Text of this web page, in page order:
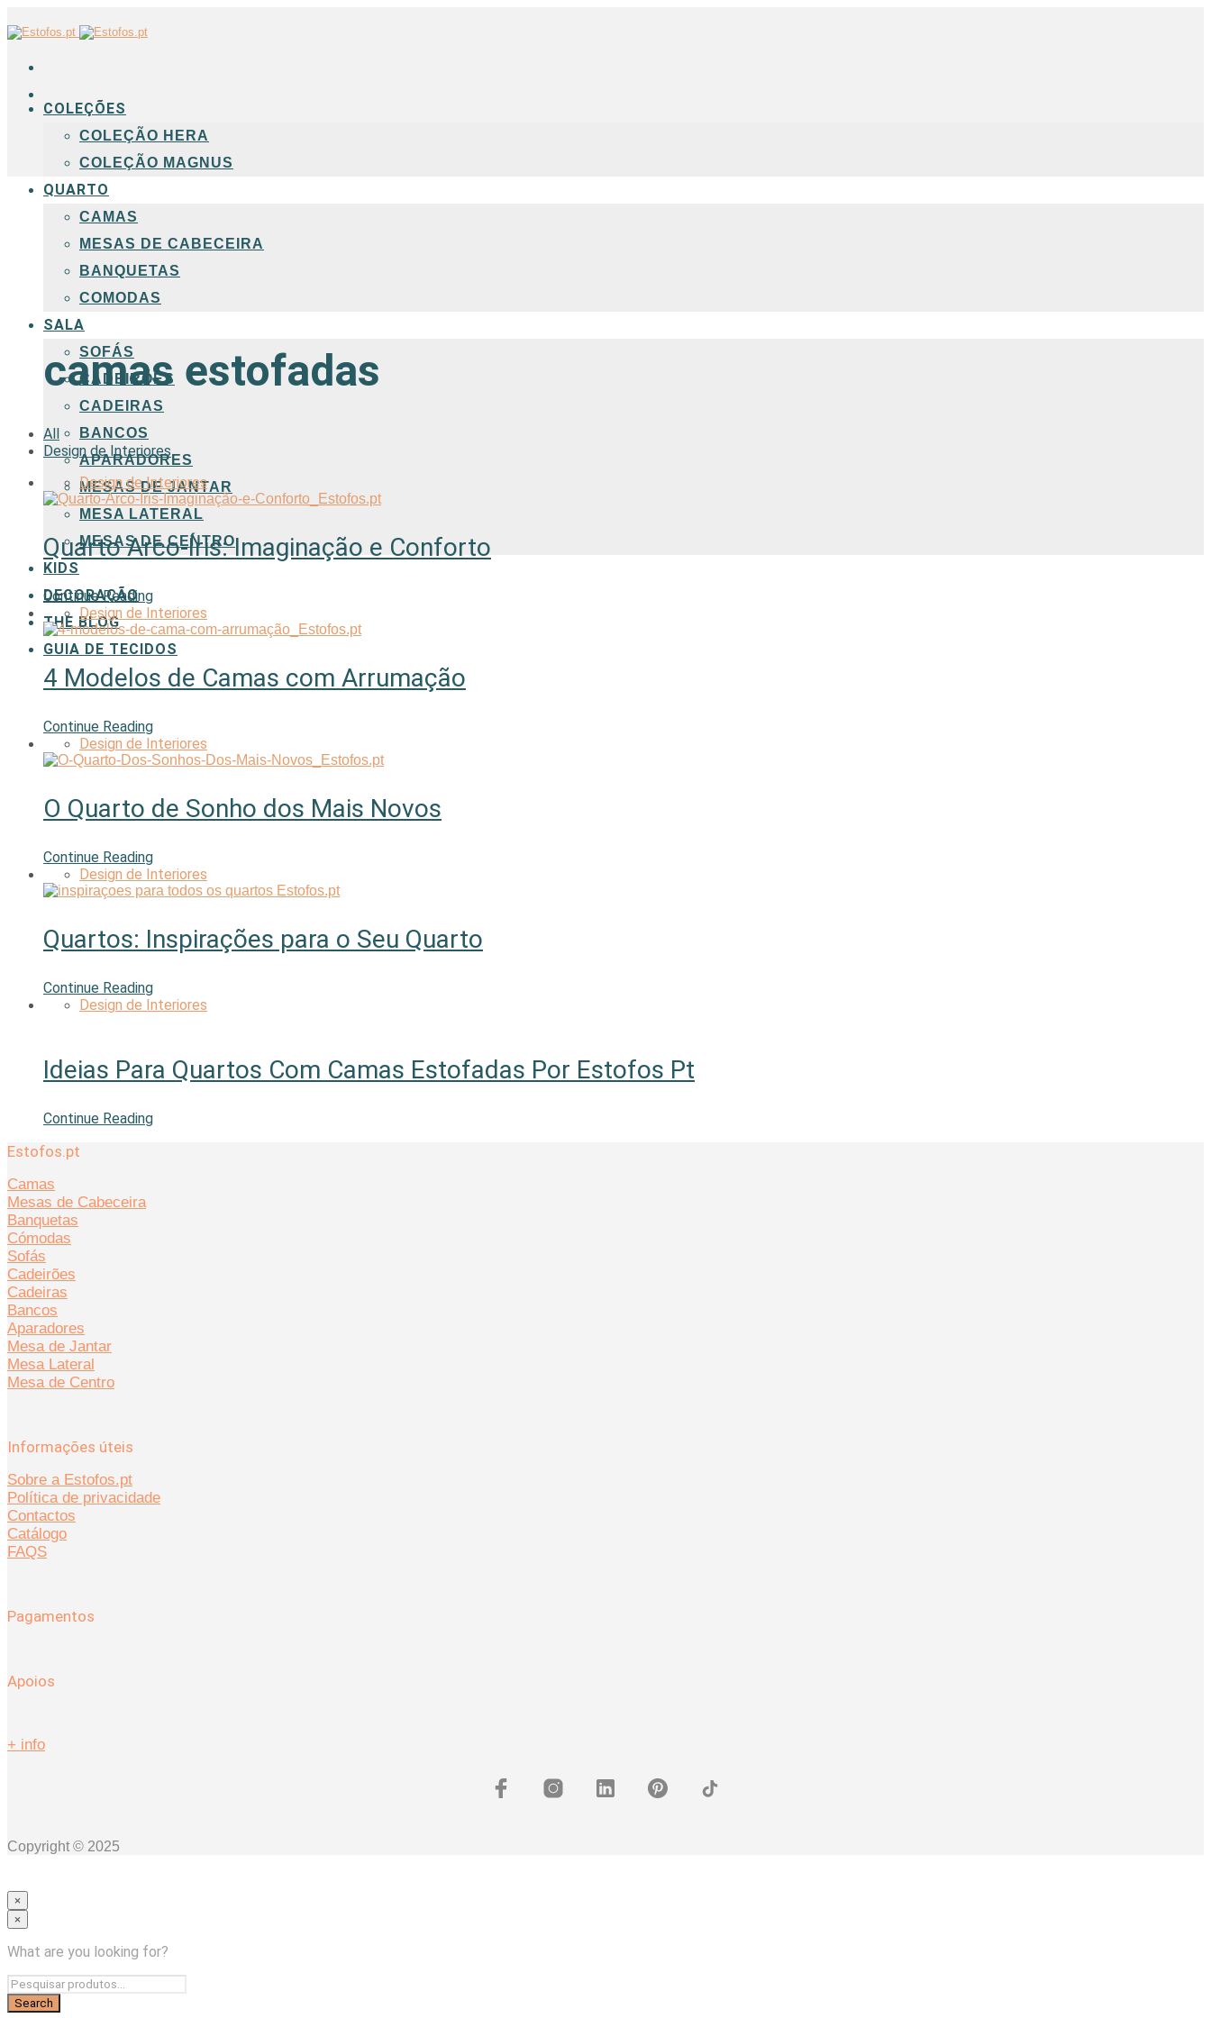
COLEÇÕES
COLEÇÃO HERA
COLEÇÃO MAGNUS
QUARTO
CAMAS
MESAS DE CABECEIRA
BANQUETAS
COMODAS
SALA
SOFÁS
CADEIRÕES
CADEIRAS
BANCOS
APARADORES
MESAS DE JANTAR
MESA LATERAL
MESAS DE CENTRO
KIDS
DECORAÇÃO
THE BLOG
GUIA DE TECIDOS
camas estofadas
All
Design de Interiores
Design de Interiores
Quarto Arco-Íris: Imaginação e Conforto
Continue Reading
Design de Interiores
4 Modelos de Camas com Arrumação
Continue Reading
Design de Interiores
O Quarto de Sonho dos Mais Novos
Continue Reading
Design de Interiores
Quartos: Inspirações para o Seu Quarto
Continue Reading
Design de Interiores
Ideias Para Quartos Com Camas Estofadas Por Estofos Pt
Continue Reading
Estofos.pt
Camas
Mesas de Cabeceira
Banquetas
Cómodas
Sofás
Cadeirões
Cadeiras
Bancos
Aparadores
Mesa de Jantar
Mesa Lateral
Mesa de Centro
Informações úteis
Sobre a Estofos.pt
Política de privacidade
Contactos
Catálogo
FAQS
Pagamentos
Apoios
+ info
Copyright © 2025
×
Coleção HERA
Quarto
×
What are you looking for?